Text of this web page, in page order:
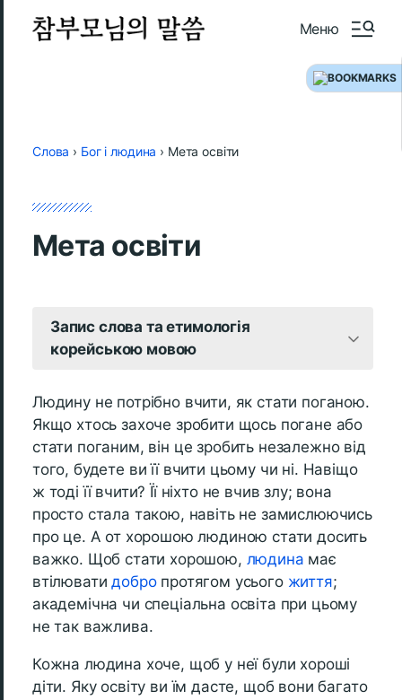
Меню
Слова › Бог і людина › Мета освіти
Мета освіти
Запис слова та етимологія
корейською мовою
Людину не потрібно вчити, як стати поганою.
Якщо хтось захоче зробити щось погане або
стати поганим, він це зробить незалежно від
того, будете ви її вчити цьому чи ні. Навіщо
ж тоді її вчити? Її ніхто не вчив злу; вона
просто стала такою, навіть не замислюючись
про це. А от хорошою людиною стати досить
важко. Щоб стати хорошою, людина має
втілюватидобропротягом усього життя;
академічна чи спеціальна освіта при цьому
не так важлива.
Кожна людина хоче, щоб у неї були хороші
діти. Яку освіту ви їм дасте, щоб вони багато